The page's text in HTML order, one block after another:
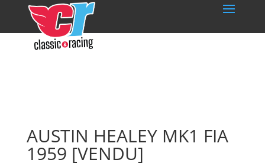
AUSTIN HEALEY MK1 FIA
1959 [VENDU]